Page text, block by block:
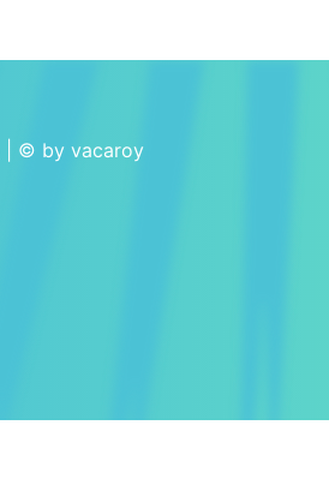
| © by vacaroy